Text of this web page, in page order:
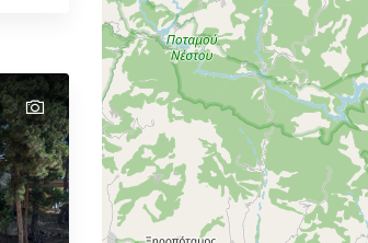
text